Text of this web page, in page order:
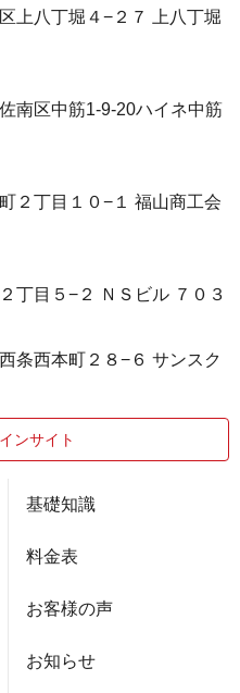
上八丁堀４−２７ 上八丁堀
南区中筋1-9-20ハイネ中筋
２丁目１０−１ 福山商工会
丁目５−２ ＮＳビル ７０３
条西本町２８−６ サンスク
ンサイト
基礎知識
料金表
お客様の声
お知らせ